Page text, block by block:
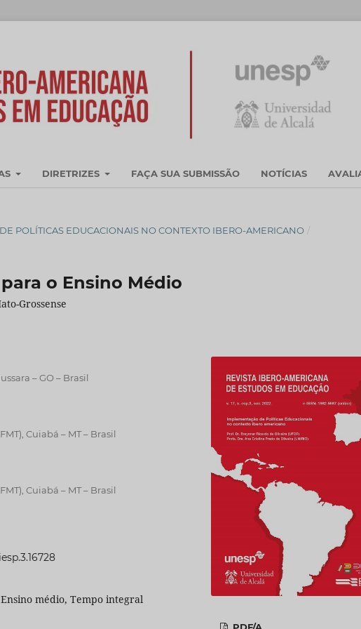
DIRETRIZES FAÇA SUA SUBMISSÃO NOTÍCIAS
POLÍTICAS EDUCACIONAIS NO CONTEXTO IBERO-AMERICANO /
o Ensino Médio
Grossense
– GO – Brasil
Cuiabá – MT – Brasil
Cuiabá – MT – Brasil
médio, Tempo integral
PDF/A